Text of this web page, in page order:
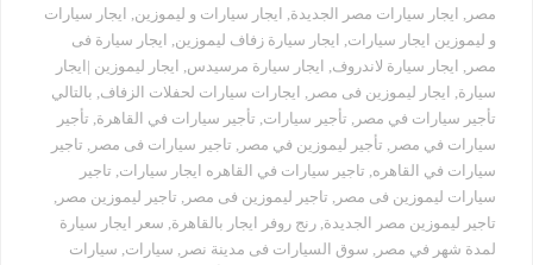
مصر , ايجار سيارات مصر الجديدة, ايجار سيارات و ليموزين, ايجار سيارات
و ليموزين ايجار سيارات, ايجار سيارة زفاف ليموزين, ايجار سيارة فى
مصر , ايجار سيارة لاندروف, ايجار سيارة مرسيدس, ايجار ليموزين |ايجار
سيارة, ايجار ليموزين فى مصر , ايجارات سيارات لحفلات الزفاف, بالتالي
تأجير سيارات في مصر , تأجير سيارات, تأجير سيارات في القاهرة, تأجير
سيارات في مصر , تأجير ليموزين في مصر , تاجير سيارات فى مصر , تاجير
سيارات في القاهره, تاجير سيارات في القاهره ايجار سيارات, تاجير
سيارات ليموزين فى مصر , تاجير ليموزين فى مصر , تاجير ليموزين مصر ,
تاجير ليموزين مصر الجديدة, رنج روفر ايجار بالقاهرة, سعر ايجار سيارة
لمدة شهر في مصر , سوق السيارات فى مدينة نصر , سيارات, سيارات